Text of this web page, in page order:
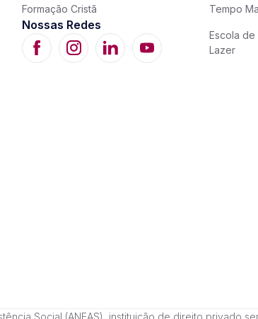
Formação Cristã
Nossas Redes
Tempo
Escola de
Lazer
Social (ANEAS), instituição de direito privado